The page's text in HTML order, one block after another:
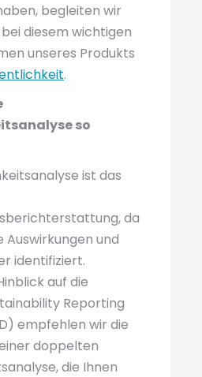
begleiten wir
diesem wichtigen
unseres Produkts
.
so
ist das
da
Auswirkungen und
identifiziert.
auf die
Reporting
empfehlen wir die
doppelten
die Ihnen